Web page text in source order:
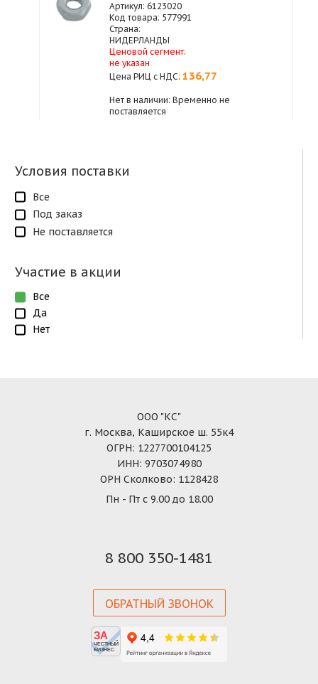
Условия поставки
Все
Под заказ
Не поставляется
Участие в акции
Все
Да
Нет
Артикул: 6123020
Код товара: 577991
Страна:
НИДЕРЛАНДЫ
Ценовой сегмент:
не указан
Цена РИЦ с НДС: 136,77
Нет в наличии: Временно не
поставляется
ООО "КС"
г. Москва, Каширское ш. 55к4
ОГРН: 1227700104125
ИНН: 9703074980
ОРН Сколково: 1128428
Пн - Пт с 9.00 до 18.00
8 800 350-1481
ОБРАТНЫЙ ЗВОНОК
ЗА
ЧЕСТНЫЙ
БИЗНЕС